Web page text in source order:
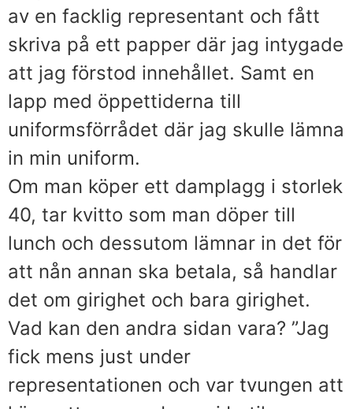
av en facklig representant och fått
skriva på ett papper där jag intygade
att jag förstod innehållet. Samt en
lapp med öppettiderna till
uniformsförrådet där jag skulle lämna
in min uniform.
Om man köper ett damplagg i storlek
40, tar kvitto som man döper till
lunch och dessutom lämnar in det för
att nån annan ska betala, så handlar
det om girighet och bara girighet.
Vad kan den andra sidan vara? ”Jag
fick mens just under
representationen och var tvungen att